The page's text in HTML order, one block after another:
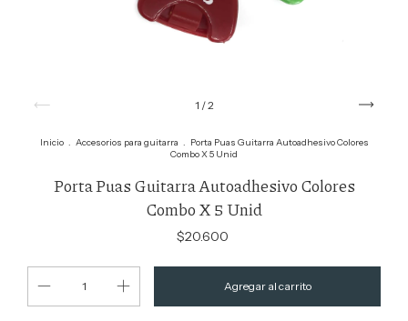
1 /2
Inicio . Accesorios para guitarra . Porta Puas Guitarra Autoadhesivo Colores
Combo X 5 Unid
Porta Puas Guitarra Autoadhesivo Colores
Combo X 5 Unid
$20.600